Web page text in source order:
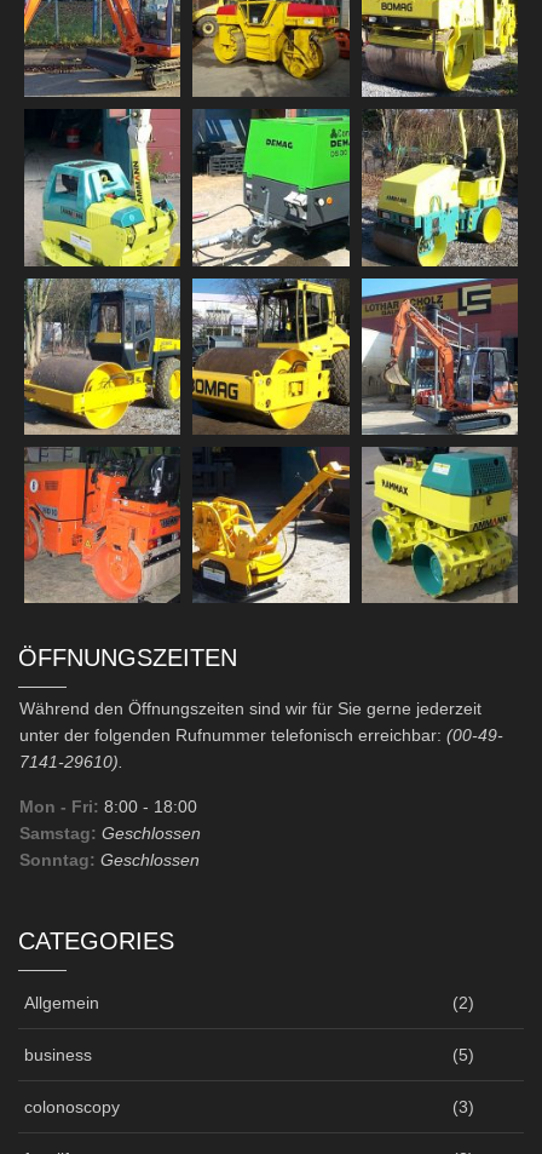
ÖFFNUNGSZEITEN
Während den Öffnungszeiten sind wir für Sie gerne jederzeit
unter der folgenden Rufnummer telefonisch erreichbar: (00-49-
7141-29610).
Mon - Fri: 8:00 - 18:00
Samstag: Geschlossen
Sonntag: Geschlossen
CATEGORIES
Allgemein (2)
business (5)
colonoscopy (3)